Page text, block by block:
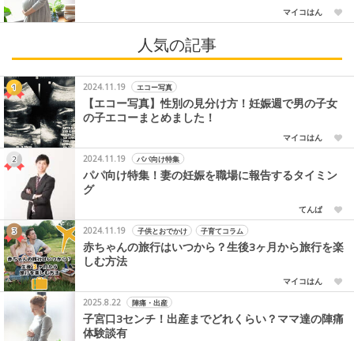
マイコはん
人気の記事
2024.11.19 エコー写真
【エコー写真】性別の見分け方！妊娠週で男の子女
の子エコーまとめました！
マイコはん
2024.11.19
パパ向け特集
パパ向け特集！妻の妊娠を職場に報告するタイミン
グ
てんぱ
2024.11.19
子供とおでかけ 子育てコラム
赤ちゃんの旅行はいつから？生後3ヶ月から旅行を楽
しむ方法
マイコはん
2025.8.22
陣痛・出産
子宮口3センチ！出産までどれくらい？ママ達の陣痛
体験談有